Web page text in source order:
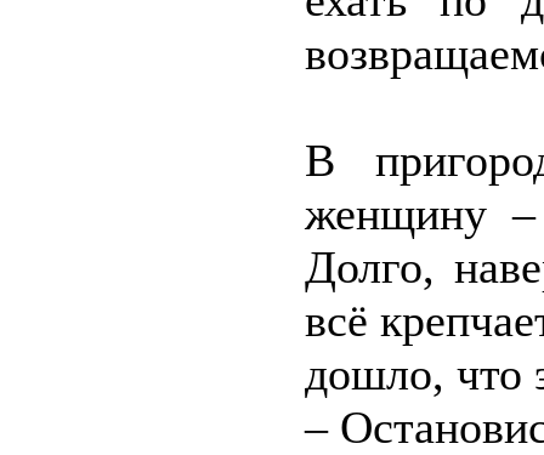
В
женщину –
Долго,
всё
дошло, что
–